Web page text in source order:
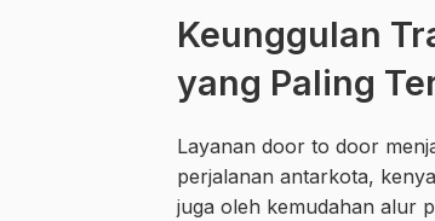
Keunggulan
yang Paling
Layanan door to door
perjalanan antarkota,
juga oleh kemudahan alur